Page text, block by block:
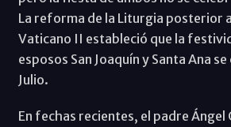
La reforma de la Liturgia posterior
Vaticano II estableció que la
esposos San Joaquín y Santa Ana
Julio.
En fechas recientes, el padre